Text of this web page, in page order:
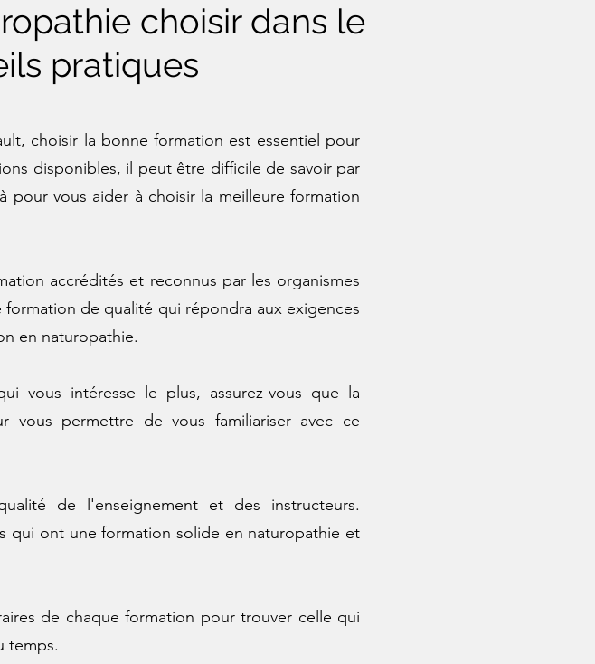
choisir dans le
pratiques
choisir la bonne formation est essentiel pour
disponibles, il peut être difficile de savoir par
pour vous aider à choisir la meilleure formation
accrédités et reconnus par les organismes
de qualité qui répondra aux exigences
en naturopathie.
vous intéresse le plus, assurez-vous que la
vous permettre de vous familiariser avec ce
de l'enseignement et des instructeurs.
qui ont une formation solide en naturopathie et
de chaque formation pour trouver celle qui
temps.